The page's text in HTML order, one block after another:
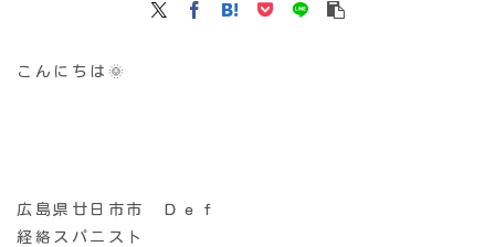
こんにちは🌞
広島県廿日市市 Ｄｅｆ
経絡スパニスト